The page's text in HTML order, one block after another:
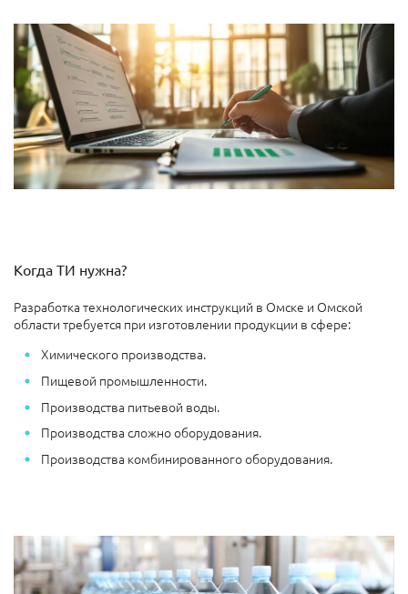
Когда ТИ нужна?
Разработка технологических инструкций в Омске и Омской
области требуется при изготовлении продукции в сфере:
Химического производства.
Пищевой промышленности.
Производства питьевой воды.
Производства сложно оборудования.
Производства комбинированного оборудования.